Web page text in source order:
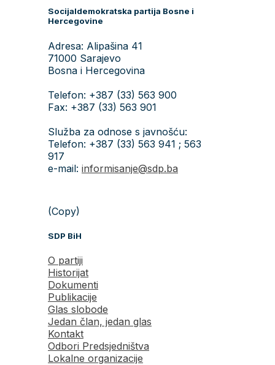
Socijaldemokratska partija Bosne i
Hercegovine
Adresa: Alipašina 41
71000 Sarajevo
Bosna i Hercegovina
Telefon: +387 (33) 563 900
Fax: +387 (33) 563 901
Služba za odnose s javnošću:
Telefon: +387 (33) 563 941 ; 563
917
e-mail: informisanje@sdp.ba
(Copy)
SDP BiH
O partiji
Historijat
Dokumenti
Publikacije
Glas slobode
Jedan član, jedan glas
Kontakt
Odbori Predsjedništva
Lokalne organizacije